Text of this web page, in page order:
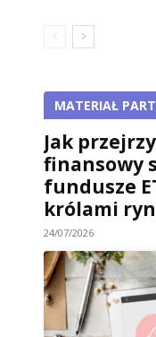
MATERIAŁ
Jak
finansowy
fundusze
królami
24/07/2026